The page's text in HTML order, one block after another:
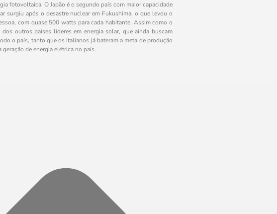
fotovoltaica. O Japão é o segundo país com maior capacidade
surgiu após o desastre nuclear em Fukushima, o que levou o
com quase 500 watts para cada habitante. Assim como o
outros países líderes em energia solar, que ainda buscam
o país, tanto que os italianos já bateram a meta de produção
de energia elétrica no país.